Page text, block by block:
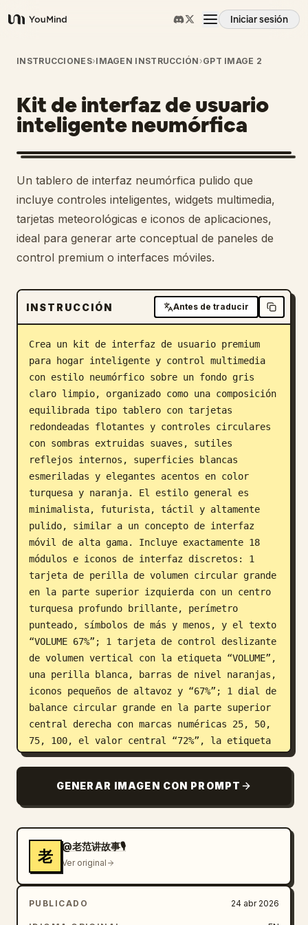
YouMind
Iniciar sesión
Resumen
Casos de uso
Habilidades
Prompts
Precios
Blog
Actualizaciones
INSTRUCCIONES›IMAGEN INSTRUCCIÓN ›GPT IMAGE 2
Kit de interfaz de usuario
inteligente neumórfica
Un tablero de interfaz neumórfica pulido que
incluye controles inteligentes, widgets multimedia,
tarjetas meteorológicas e iconos de aplicaciones,
ideal para generar arte conceptual de paneles de
control premium o interfaces móviles.
INSTRUCCIÓN Antes de traducir
Crea un kit de interfaz de usuario premium
para hogar inteligente y control multimedia
con estilo neumórfico sobre un fondo gris
claro limpio, organizado como una composición
equilibrada tipo tablero con tarjetas
redondeadas flotantes y controles circulares
con sombras extruidas suaves, sutiles
reflejos internos, superficies blancas
esmeriladas y elegantes acentos en color
turquesa y naranja. El estilo general es
minimalista, futurista, táctil y altamente
pulido, similar a un concepto de interfaz
móvil de alta gama. Incluye exactamente 18
módulos e iconos de interfaz discretos: 1
tarjeta de perilla de volumen circular grande
en la parte superior izquierda con un centro
turquesa profundo brillante, perímetro
punteado, símbolos de más y menos, y el texto
“VOLUME 67%”; 1 tarjeta de control deslizante
de volumen vertical con la etiqueta “VOLUME”,
una perilla blanca, barras de nivel naranjas,
iconos pequeños de altavoz y “67%”; 1 dial de
balance circular grande en la parte superior
central derecha con marcas numéricas 25, 50,
75, 100, el valor central “72%”, la etiqueta
“BALANCE” y un pequeño punto indicador
parte superior derecha con etiquetas N, E, S,
W, una aguja de brújula metálica turquesa y
borde; 1 perilla circular más pequeña de mín-
máx en la parte media izquierda con un centro
turquesa, borde de dial blanco texturizado,
punto indicador naranja y etiquetas “MIN” y
“MAX”; 3 botones de utilidad circulares
pequeños debajo en una fila, mostrando un
GENERAR IMAGEN CON PROMPT
老
@老范讲故事🎙️
Ver original
PUBLICADO 24 abr 2026